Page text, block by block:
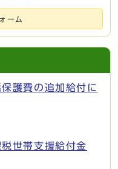
ーム
護費の追加給付に
世帯支援給付金